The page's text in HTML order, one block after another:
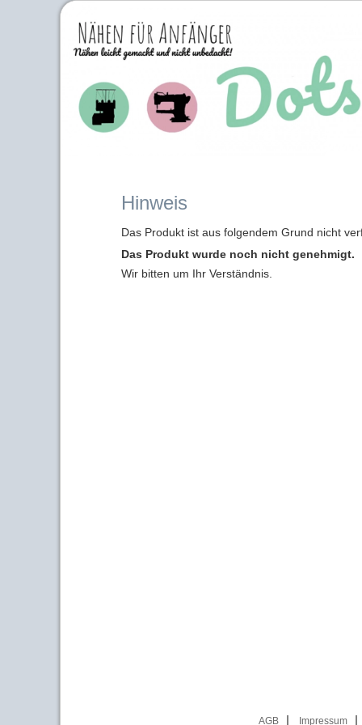
Hinweis
Das Produkt ist aus folgendem Grund nicht
Das Produkt wurde noch nicht genehmigt.
Wir bitten um Ihr Verständnis.
AGB
Impressum